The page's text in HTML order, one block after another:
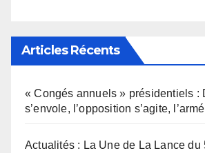
Articles Récents
« Congés annuels » présidentiels :
s’envole, l’opposition s’agite,
Actualités : La Une de La Lance du